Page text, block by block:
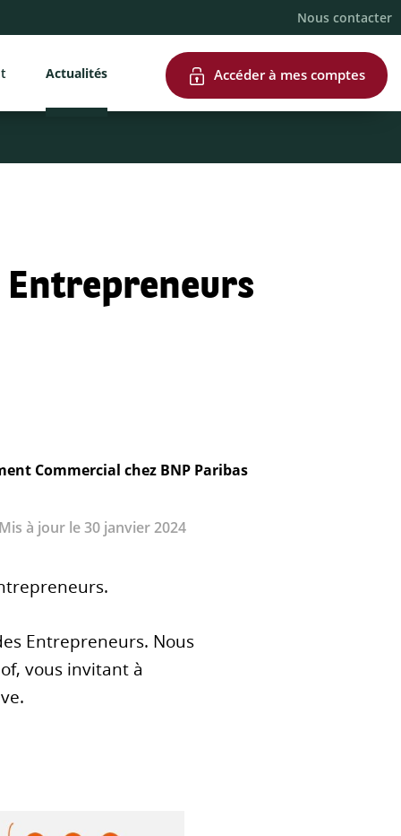
Nous contacter
Actualités Accéder à mes comptes
Commercial chez BNP Paribas
à jour le 30 janvier 2024
Entrepreneurs. Nous
vous invitant à